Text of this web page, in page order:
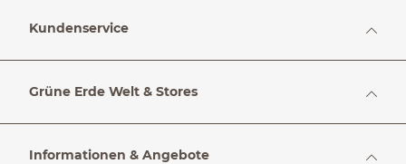
Kundenservice
Grüne Erde Welt & Stores
Informationen & Angebote